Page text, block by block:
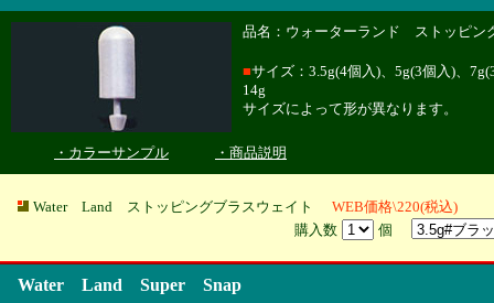
品名：ウォーターランド ストッピン
■サイズ：3.5g(4個入)、5g(3個入)、
14g
サイズによって形が異なります。
・カラーサンプル ・商品説明
Water Land ストッピングブラスウェイト
WEB価格\220(税込)
購入数
個
Water Land Super Snap